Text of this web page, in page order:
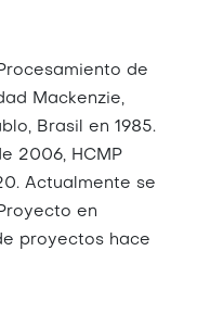
de
Mackenzie,
Brasil en 1985.
2006, HCMP
Actualmente se
en
proyectos hace